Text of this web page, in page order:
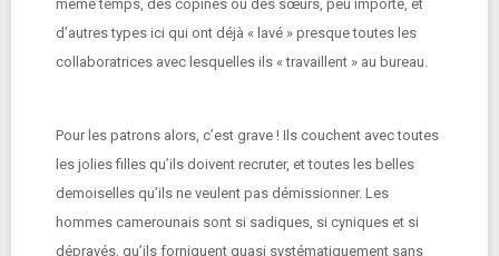
même temps, des copines ou des sœurs, peu importe, et
d’autres types ici qui ont déjà « lavé » presque toutes les
collaboratrices avec lesquelles ils « travaillent » au bureau.
Pour les patrons alors, c’est grave ! Ils couchent avec toutes
les jolies filles qu’ils doivent recruter, et toutes les belles
demoiselles qu’ils ne veulent pas démissionner. Les
hommes camerounais sont si sadiques, si cyniques et si
dépravés, qu’ils forniquent quasi systématiquement sans